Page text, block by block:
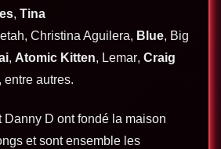
, Tina
, Christina Aguilera, Blue, Big
, Atomic Kitten, Lemar, Craig
, entre autres.
Danny D ont fondé la maison
et sont ensemble les